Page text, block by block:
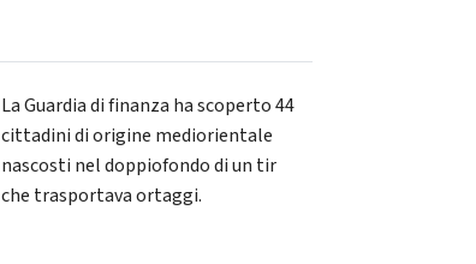
La Guardia di finanza ha scoperto 44
cittadini di origine mediorientale
nascosti nel doppiofondo di un tir
che trasportava ortaggi.